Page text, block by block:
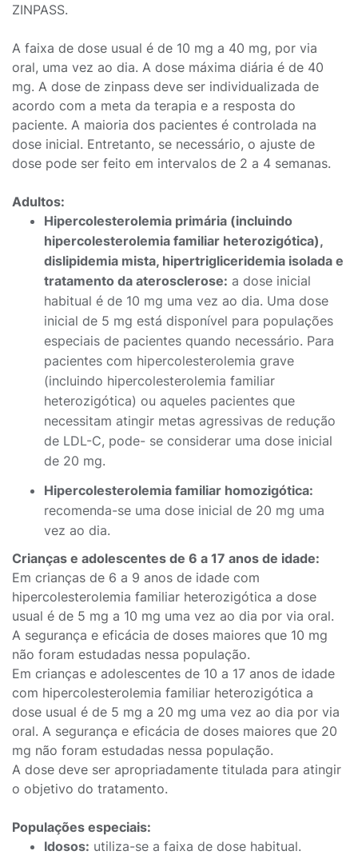
ZINPASS.
A faixa de dose usual é de 10 mg a 40 mg, por via
oral, uma vez ao dia. A dose máxima diária é de 40
mg. A dose de zinpass deve ser individualizada de
acordo com a meta da terapia e a resposta do
paciente. A maioria dos pacientes é controlada na
dose inicial. Entretanto, se necessário, o ajuste de
dose pode ser feito em intervalos de 2 a 4 semanas.
Adultos:
Hipercolesterolemia primária (incluindo
hipercolesterolemia familiar heterozigótica),
dislipidemia mista, hipertrigliceridemia isolada e
tratamento da aterosclerose: a dose inicial
habitual é de 10 mg uma vez ao dia. Uma dose
inicial de 5 mg está disponível para populações
especiais de pacientes quando necessário. Para
pacientes com hipercolesterolemia grave
(incluindo hipercolesterolemia familiar
heterozigótica) ou aqueles pacientes que
necessitam atingir metas agressivas de redução
de LDL-C, pode- se considerar uma dose inicial
de 20 mg.
Hipercolesterolemia familiar homozigótica:
recomenda-se uma dose inicial de 20 mg uma
vez ao dia.
Crianças e adolescentes de 6 a 17 anos de idade:
Em crianças de 6 a 9 anos de idade com
hipercolesterolemia familiar heterozigótica a dose
usual é de 5 mg a 10 mg uma vez ao dia por via oral.
A segurança e eficácia de doses maiores que 10 mg
não foram estudadas nessa população.
Em crianças e adolescentes de 10 a 17 anos de idade
com hipercolesterolemia familiar heterozigótica a
dose usual é de 5 mg a 20 mg uma vez ao dia por via
oral. A segurança e eficácia de doses maiores que 20
mg não foram estudadas nessa população.
A dose deve ser apropriadamente titulada para atingir
o objetivo do tratamento.
Populações especiais:
Idosos: utiliza-se a faixa de dose habitual.